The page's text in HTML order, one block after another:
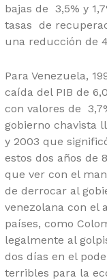
bajas de 3,5% y
tasas de
una reducción de
Para Venezuela,
caída del PIB de
con valores de
gobierno chavista
y 2003 que
estos dos años de
que ver con el
de derrocar al
venezolana con el
países, como
legalmente al
dos días en el
terribles para la